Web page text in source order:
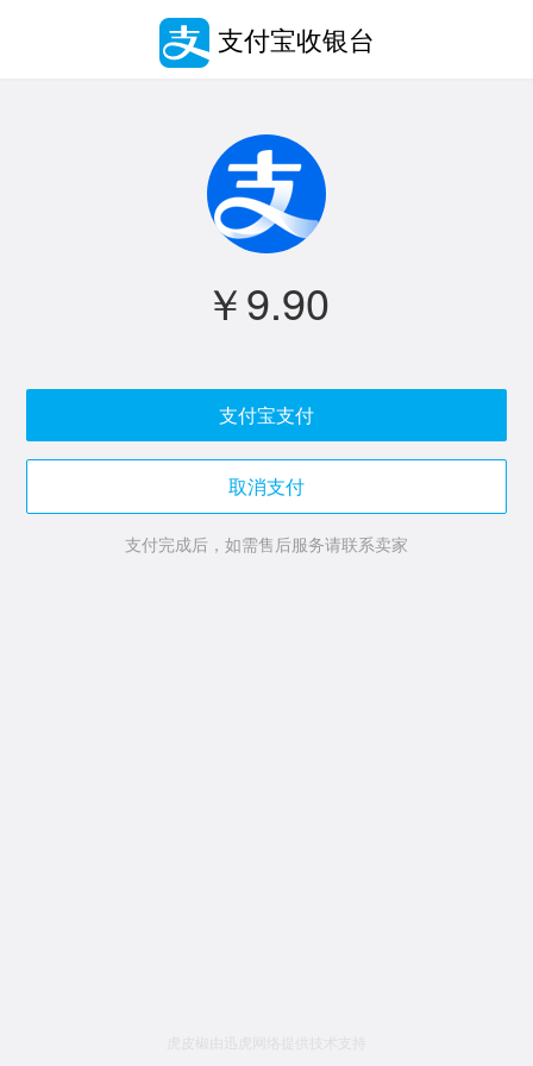
支付宝收银台
￥9.90
支付宝支付
取消支付
支付完成后，如需售后服务请联系卖家